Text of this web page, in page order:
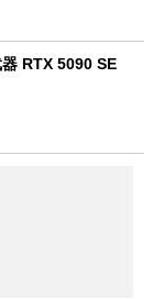
RTX 5090 SE